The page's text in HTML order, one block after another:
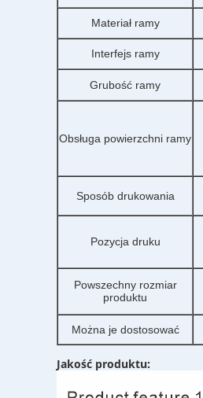
Materiał ramy
Interfejs ramy
Grubość ramy
Obsługa powierzchni ramy
Sposób drukowania
Pozycja druku
Powszechny rozmiar
produktu
Można je dostosować
Jakość produktu: